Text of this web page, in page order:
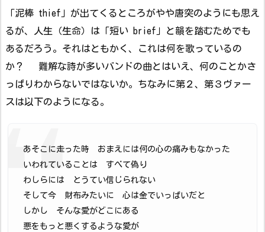
「泥棒 thief」が出てくるところがやや唐突のようにも思え
るが、人生（生命）は「短い brief」と韻を踏むためでも
あるだろう。それはともかく、これは何を歌っているの
か？ 難解な詩が多いバンドの曲とはいえ、何のことかさ
っぱりわからないではないか。ちなみに第２、第３ヴァー
スは以下のようになる。
あそこに走った時 おまえには何の心の痛みもなかった
いわれていることは すべて偽り
わしらには とうてい信じられない
そして今 財布みたいに 心は金でいっぱいだと
しかし そんな愛がどこにある
悪をもっと悪くするような愛が